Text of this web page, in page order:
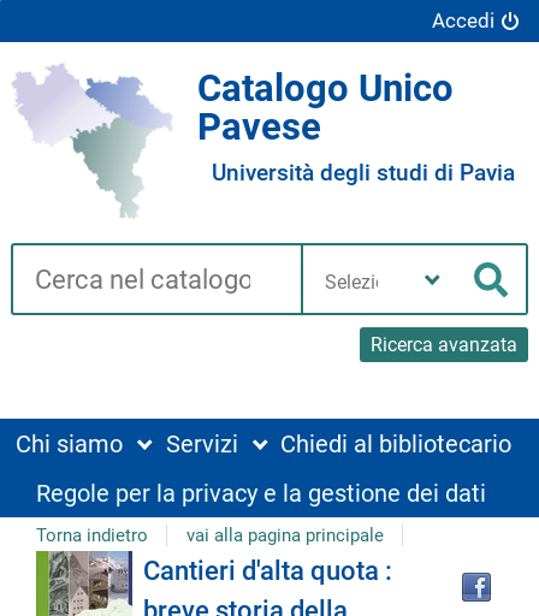
Accedi
Catalogo Unico
Pavese
Università degli studi di Pavia
Cerca su "Catalogo"
Ricerca avanzata
biblioteca
Chi siamo Servizi
Chiedi al bibliotecario
Regole per la privacy e la gestione dei dati
Torna indietro vai alla pagina principale
DettaglioCantieri d'alta quota :